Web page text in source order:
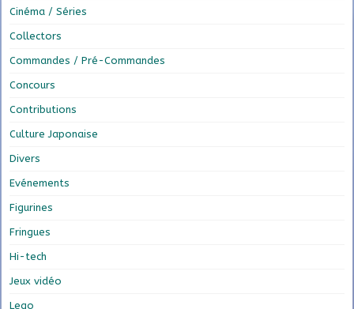
Cinéma / Séries
Collectors
Commandes / Pré-Commandes
Concours
Contributions
Culture Japonaise
Divers
Evénements
Figurines
Fringues
Hi-tech
Jeux vidéo
Lego